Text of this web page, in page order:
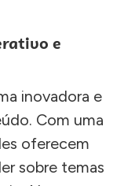
e
inovadora e
Com uma
oferecem
sobre temas